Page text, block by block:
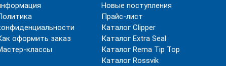
оформить заказ
классы
Новые поступления
Прайс-лист
Каталог Clipper
Каталог Extra Seal
Каталог Rema Tip Top
Каталог Rossvik